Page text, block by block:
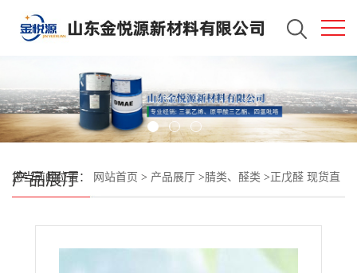
产品展厅
您当前的位置： 网站首页 > 产品展厅 >腈类、醛类 > 正戊醛 现货直